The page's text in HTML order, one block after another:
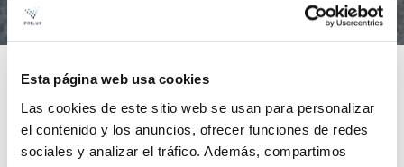
Esta página web usa cookies
Las cookies de este sitio web se usan para personalizar
el contenido y los anuncios, ofrecer funciones de redes
sociales y analizar el tráfico. Además, compartimos
Featured projects